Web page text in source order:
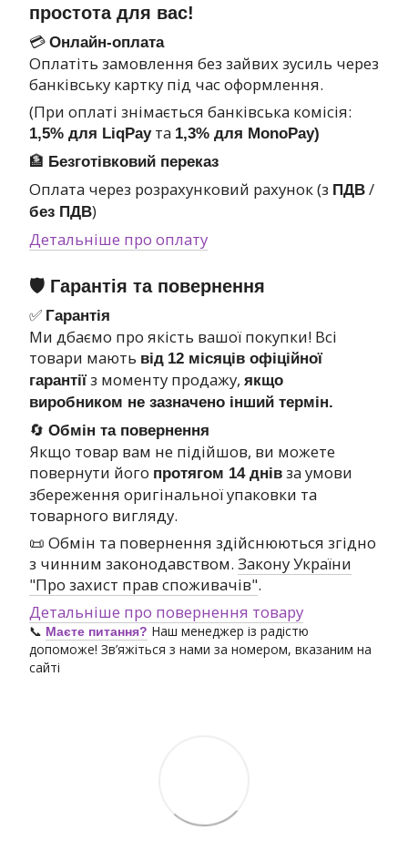
простота для вас!
💳 Онлайн-оплата
Оплатіть замовлення без зайвих зусиль через
банківську картку під час оформлення.
(При оплаті знімається банківська комісія:
1,5% для LiqPayта 1,3% для MonoPay)
🏦 Безготівковий переказ
Оплата через розрахунковий рахунок (з ПДВ /
без ПДВ)
Детальніше про оплату
🛡 Гарантія та повернення
✅ Гарантія
Ми дбаємо про якість вашої покупки! Всі
товари мають від 12 місяців офіційної
гарантії з моменту продажу, якщо
виробником не зазначено інший термін.
🔄 Обмін та повернення
Якщо товар вам не підійшов, ви можете
повернути його протягом 14 днів за умови
збереження оригінальної упаковки та
товарного вигляду.
📜 Обмін та повернення здійснюються згідно
з чинним законодавством. Закону України
"Про захист прав споживачів".
Детальніше про повернення товару
📞 Маєте питання? Наш менеджер із радістю
допоможе! Зв’яжіться з нами за номером, вказаним на
сайті